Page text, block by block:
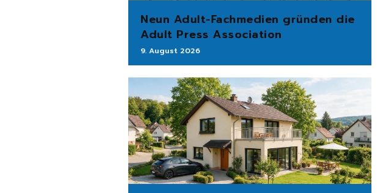
Neun Adult-Fachmedien gründen die
Adult Press Association
9. August 2026